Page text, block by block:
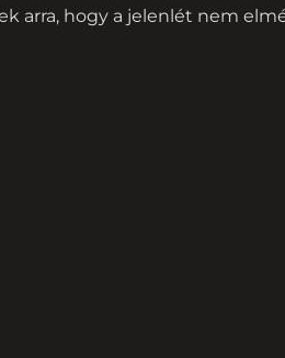
arra, hogy a jelenlét nem